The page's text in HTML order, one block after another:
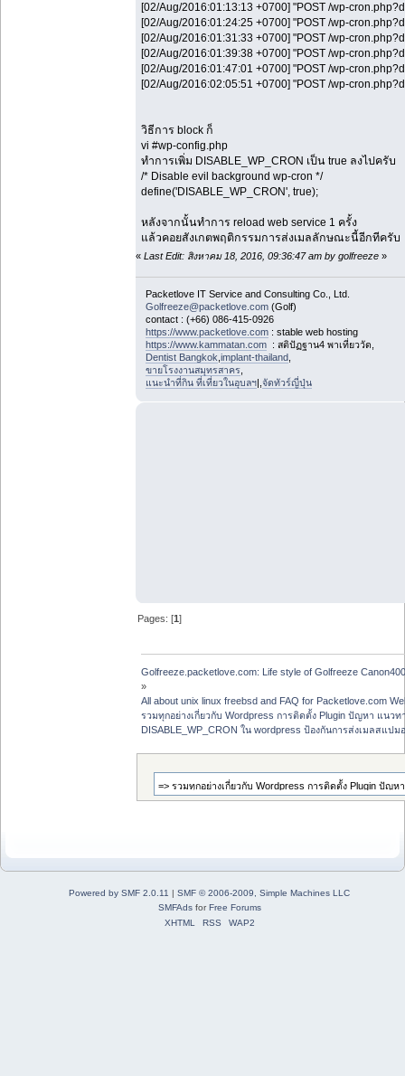
[02/Aug/2016:01:13:13 +0700] "POST /wp-
[02/Aug/2016:01:24:25 +0700] "POST /wp-
[02/Aug/2016:01:31:33 +0700] "POST /wp-
[02/Aug/2016:01:39:38 +0700] "POST /wp-
[02/Aug/2016:01:47:01 +0700] "POST /wp-
[02/Aug/2016:02:05:51 +0700] "POST /wp-
วิธีการ block ก็
vi #wp-config.php
ทำการเพิ่ม DISABLE_WP_CRON เป็น true ลงไปครับ
/* Disable evil background wp-cron */
define('DISABLE_WP_CRON', true);
หลังจากนั้นทำการ reload web service 1 ครั้ง
แล้วคอยสังเกตพฤติกรรมการส่งเมลลักษณะนี้อีกทีครับ
« Last Edit: สิงหาคม 18, 2016, 09:36:47 am by golfreeze »
Packetlove IT Service and Consulting Co., Ltd.
Golfreeze@packetlove.com(Golf)
contact : (+66) 086-415-0926
https://www.packetlove.com: stable web hosting
https://www.kammatan.com: สติปัฏฐาน4 พาเที่ยววัด,
Dentist Bangkok implant-thailand,
ขายโรงงานสมุทรสาคร,
แนะนำที่กิน ที่เที่ยวในอุบลฯ|, จัดทัวร์ญี่ปุ่น
Pages: [1]
Golfreeze.packetlove.com: Life style of Golfreeze
»
All about unix linux freebsd and FAQ for Packetlove.com
รวมทุกอย่างเกี่ยวกับ Wordpress การติดตั้ง Plugin ปัญหา แนวท
DISABLE_WP_CRON ใน wordpress ป้องกันการส่งเมลสแปม
Powered by SMF 2.0.11 | SMF © 2006-2009, Simple Machines LLC
SMFAdsforFree Forums
XHTML
RSS WAP2